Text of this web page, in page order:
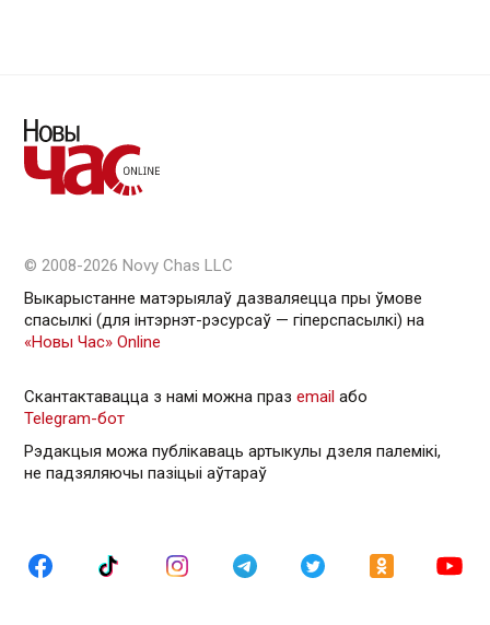
© 2008-2026 Novy Chas LLC
Выкарыстанне матэрыялаў дазваляецца пры ўмове
спасылкі (для інтэрнэт-рэсурсаў — гiперспасылкi) на
«Новы Час» Online
Скантактавацца з намі можна праз email або
Telegram-бот
Рэдакцыя можа публікаваць артыкулы дзеля палемікі,
не падзяляючы пазіцыі аўтараў